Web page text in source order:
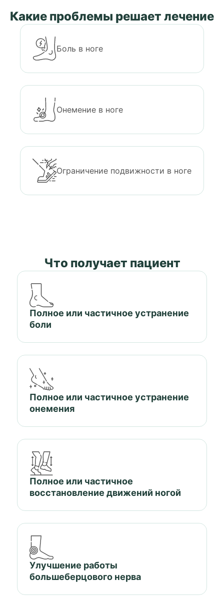
Какие проблемы решает лечение
Боль в ноге
Онемение в ноге
Ограничение подвижности в ноге
Что получает пациент
Полное или частичное устранение
боли
Полное или частичное устранение
онемения
Полное или частичное
восстановление движений ногой
Улучшение работы
большеберцового нерва